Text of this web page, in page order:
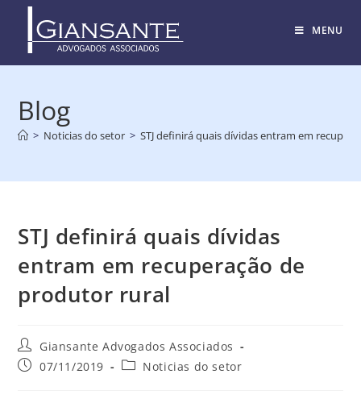
MENU
Blog
> Noticias do setor > STJ definirá quais dívidas entram em
STJ definirá quais dívidas
entram em recuperação de
produtor rural
Giansante Advogados Associados
07/11/2019
Noticias do setor